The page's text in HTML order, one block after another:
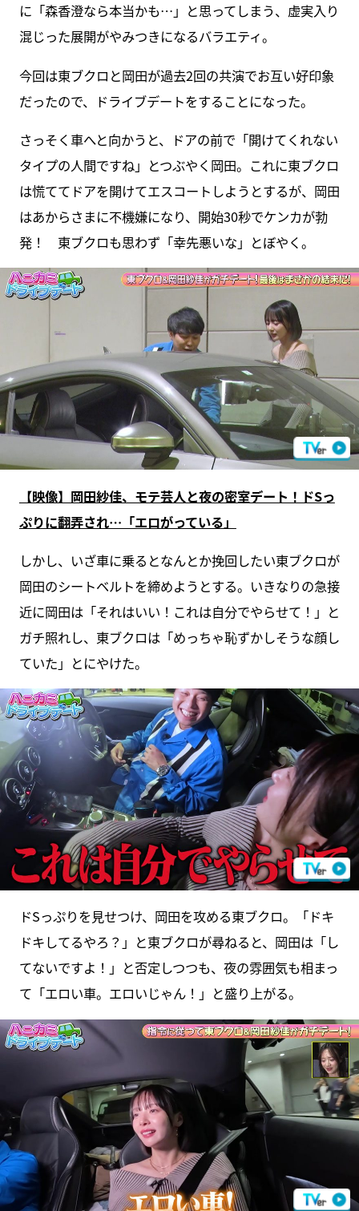
に「森香澄なら本当かも…」と思ってしまう、虚実入り
混じった展開がやみつきになるバラエティ。
今回は東ブクロと岡田が過去2回の共演でお互い好印象
だったので、ドライブデートをすることになった。
さっそく車へと向かうと、ドアの前で「開けてくれない
タイプの人間ですね」とつぶやく岡田。これに東ブクロ
は慌ててドアを開けてエスコートしようとするが、岡田
はあからさまに不機嫌になり、開始30秒でケンカが勃
発！ 東ブクロも思わず「幸先悪いな」とぼやく。
【映像】岡田紗佳、モテ芸人と夜の密室デート！ドSっ
ぷりに翻弄され…「エロがっている」
しかし、いざ車に乗るとなんとか挽回したい東ブクロが
岡田のシートベルトを締めようとする。いきなりの急接
近に岡田は「それはいい！これは自分でやらせて！」と
ガチ照れし、東ブクロは「めっちゃ恥ずかしそうな顔し
ていた」とにやけた。
ドSっぷりを見せつけ、岡田を攻める東ブクロ。「ドキ
ドキしてるやろ？」と東ブクロが尋ねると、岡田は「し
てないですよ！」と否定しつつも、夜の雰囲気も相まっ
て「エロい車。エロいじゃん！」と盛り上がる。